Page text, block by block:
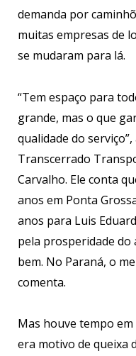
demanda por
muitas empresas de
se mudaram para lá.
“Tem espaço para
grande, mas o que
qualidade do
Transcerrado
Carvalho. Ele conta
anos em Ponta
anos para Luis
pela prosperidade do
bem. No Paraná, o
comenta.
Mas houve tempo
era motivo de queixa